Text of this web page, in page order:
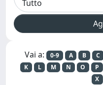
Vai a: 0-9 A B C
K
L M N O P
X